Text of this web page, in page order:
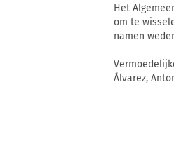
Het
om te
namen
Álvarez,